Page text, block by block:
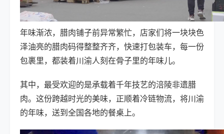
年味渐浓，腊肉铺子前异常繁忙，店家们将一块块色
泽油亮的腊肉码得整整齐齐，快速打包装车，每一份
包裹里，都装着川渝人刻在骨子里的年味儿。
其中，最受欢迎的是承载着千年技艺的涪陵非遗腊
肉。这份跨越时光的美味，正顺着冷链物流，将川渝
的年味，送到全国各地的餐桌上。